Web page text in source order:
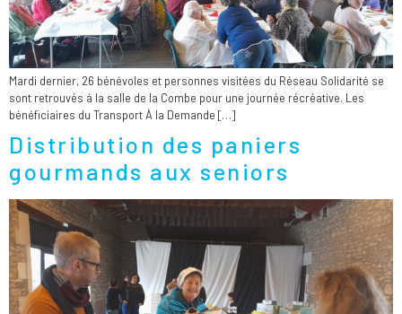
Mardi dernier, 26 bénévoles et personnes visitées du Réseau Solidarité se
sont retrouvés à la salle de la Combe pour une journée récréative. Les
bénéficiaires du Transport À la Demande […]
Distribution des paniers
gourmands aux seniors